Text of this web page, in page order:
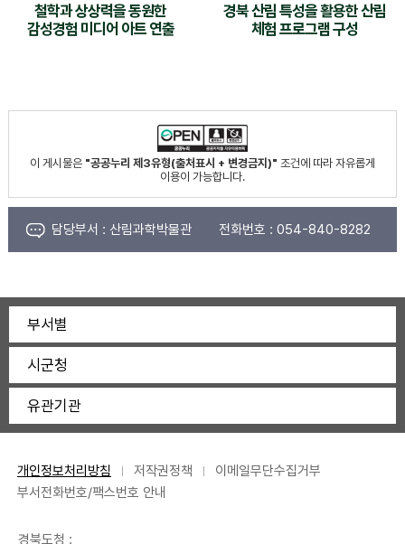
철학과 상상력을 동원한
감성경험 미디어 아트 연출
경북 산림 특성을 활용한 산림
체험 프로그램 구성
이 게시물은 "공공누리 제3유형(출처표시 + 변경금지)" 조건에 따라 자유롭게
이용이 가능합니다.
담당부서 : 산림과학박물관 전화번호 : 054-840-8282
부서별
시군청
유관기관
개인정보처리방침 저작권정책
이메일무단수집거부
부서전화번호/팩스번호 안내
경북도청 :